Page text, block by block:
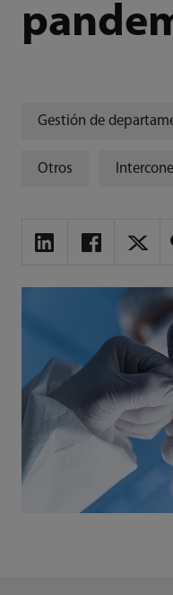
Gestión de
Otros